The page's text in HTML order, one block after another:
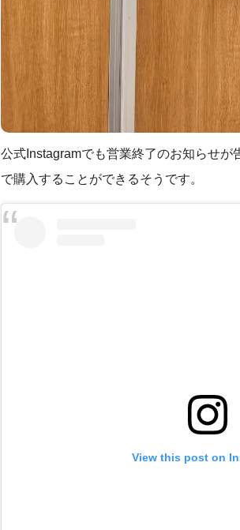
公式Instagramでも営業終了のお知らせ
で購入することができるそうです。
View this post on